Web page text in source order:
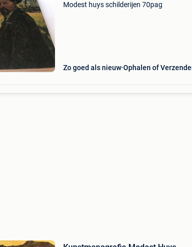
Modest huys schilderijen 70pag
Zo goed als nieuw Ophalen of